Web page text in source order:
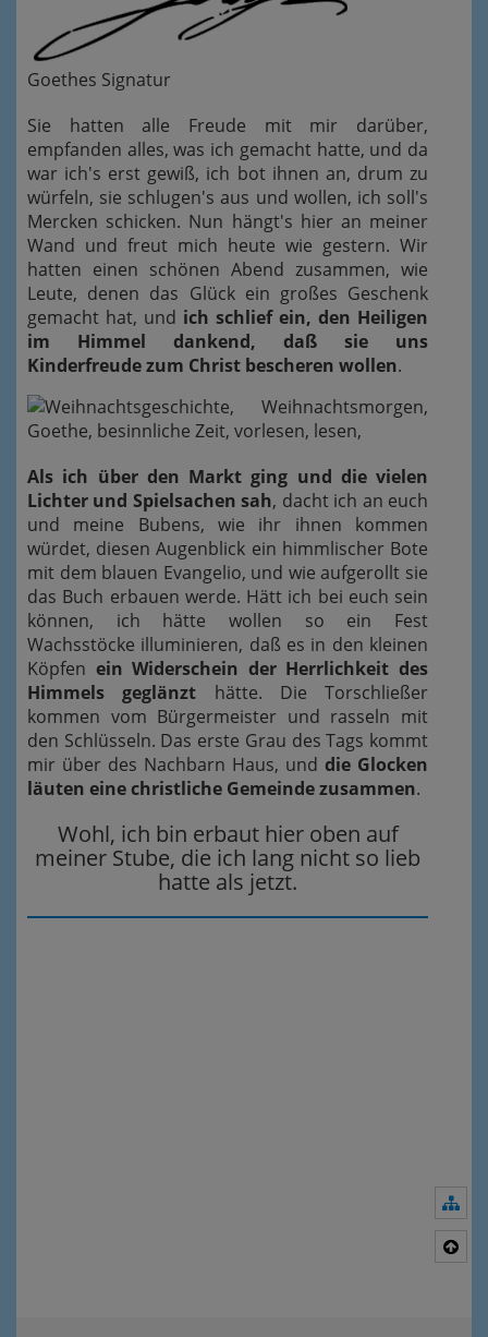
Goethes Signatur
Sie hatten alle Freude mit mir darüber,
empfanden alles, was ich gemacht hatte, und da
war ich's erst gewiß, ich bot ihnen an, drum zu
würfeln, sie schlugen's aus und wollen, ich soll's
Mercken schicken. Nun hängt's hier an meiner
Wand und freut mich heute wie gestern. Wir
hatten einen schönen Abend zusammen, wie
Leute, denen das Glück ein großes Geschenk
gemacht hat, und ich schlief ein, den Heiligen
im Himmel dankend, daß sie uns
Kinderfreude zum Christ bescheren wollen.
Als ich über den Markt ging und die vielen
Lichter und Spielsachen sah, dacht ich an euch
und meine Bubens, wie ihr ihnen kommen
würdet, diesen Augenblick ein himmlischer Bote
mit dem blauen Evangelio, und wie aufgerollt sie
das Buch erbauen werde. Hätt ich bei euch sein
können, ich hätte wollen so ein Fest
Wachsstöcke illuminieren, daß es in den kleinen
Köpfen ein Widerschein der Herrlichkeit des
Himmels geglänzt hätte. Die Torschließer
kommen vom Bürgermeister und rasseln mit
den Schlüsseln. Das erste Grau des Tags kommt
mir über des Nachbarn Haus, und die Glocken
läuten eine christliche Gemeinde zusammen.
Wohl, ich bin erbaut hier oben auf
meiner Stube, die ich lang nicht so lieb
hatte als jetzt.